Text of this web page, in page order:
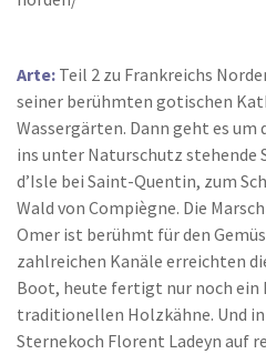
Arte: Teil 2 zu Frankreichs
seiner berühmten gotischen
Wassergärten. Dann geht es um
ins unter Naturschutz stehende
d’Isle bei Saint-Quentin, zum
Wald von Compiègne. Die
Omer ist berühmt für den
zahlreichen Kanäle erreichten
Boot, heute fertigt nur noch ein
traditionellen Holzkähne. Und
Sternekoch Florent Ladeyn auf